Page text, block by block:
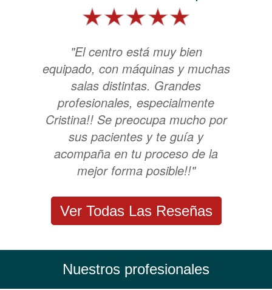
"El centro está muy bien
equipado, con máquinas y muchas
salas distintas. Grandes
profesionales, especialmente
Cristina!! Se preocupa mucho por
sus pacientes y te guía y
acompaña en tu proceso de la
mejor forma posible!!"
Ver Todas Las Reseñas
Nuestros profesionales